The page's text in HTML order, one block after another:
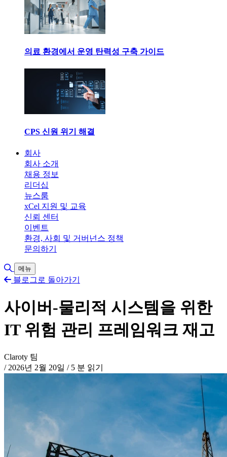
의료 환경에서 운영 탄력성 구축 가이드
CPS 신원 위기 해결
회사
회사 소개
채용 정보
리더십
뉴스룸
xCel 지원 및 교육
신뢰 센터
이벤트
환경, 사회 및 거버넌스 정책
문의하기
검색 토글
메뉴
블로그로 돌아가기
사이버-물리적 시스템을 위한
IT 위험 관리 프레임워크 재고
Claroty 팀
/ 2026년 2월 20일 /5 분 읽기